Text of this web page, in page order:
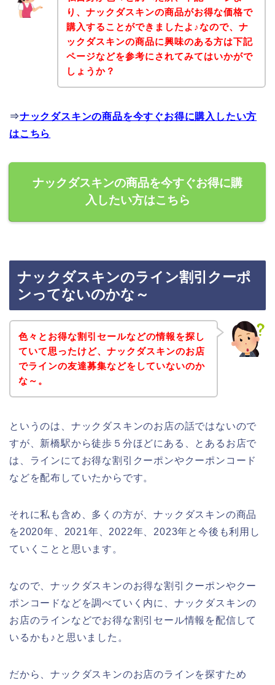
り、ナックダスキンの商品がお得な価格で
購入することができましたよ♪なので、ナ
ックダスキンの商品に興味のある方は下記
ページなどを参考にされてみてはいかがで
しょうか？
⇒ナックダスキンの商品を今すぐお得に購入したい方
はこちら
ナックダスキンの商品を今すぐお得に購
入したい方はこちら
ナックダスキンのライン割引クーポ
ンってないのかな～
色々とお得な割引セールなどの情報を探し
ていて思ったけど、ナックダスキンのお店
でラインの友達募集などをしていないのか
な～。
というのは、ナックダスキンのお店の話ではないので
すが、新橋駅から徒歩５分ほどにある、とあるお店で
は、ラインにてお得な割引クーポンやクーポンコード
などを配布していたからです。
それに私も含め、多くの方が、ナックダスキンの商品
を2020年、2021年、2022年、2023年と今後も利用し
ていくことと思います。
なので、ナックダスキンのお得な割引クーポンやクー
ポンコードなどを調べていく内に、ナックダスキンの
お店のラインなどでお得な割引セール情報を配信して
いるかも♪と思いました。
だから、ナックダスキンのお店のラインを探すため